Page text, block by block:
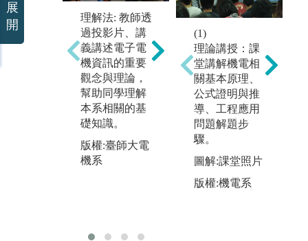
理解法: 教師透
過投影片、講
義講述電子電
機資訊的重要
觀念與理論，
幫助同學理解
本系相關的基
礎知識。
版權:臺師大電
機系
實驗法: 進行電
子電機資訊相
關實作實驗，
並分析實驗結
果。
版權:臺師大電
機系
(1)
理論講授：課
堂講解機電相
關基本原理、
公式證明與推
導、工程應用
問題解題步
驟。
圖解:課堂照片
版權:機電系
展
開